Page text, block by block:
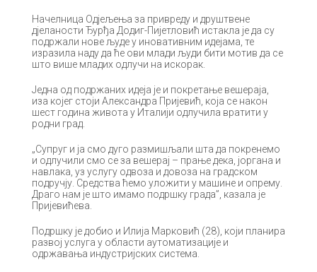
Начелница Одјељења за привреду и друштвене
дјеланости Ђурђа Додиг-Пијетловић истакла је да су
подржали нове људе у иновативним идејама, те
изразила наду да ће ови млади људи бити мотив да се
што више младих одлучи на искорак.
Једна од подржаних идеја је и покретање вешераја,
иза којег стоји Александра Пријевић, која се након
шест година живота у Италији одлучила вратити у
родни град.
„Супруг и ја смо дуго размишљали шта да покренемо
и одлучили смо се за вешерај – прање дека, јоргана и
навлака, уз услугу одвоза и довоза на градском
подручју. Средства ћемо уложити у машине и опрему.
Драго нам је што имамо подршку града”, казала је
Пријевићева.
Подршку је добио и Илија Марковић (28), који планира
развој услуга у области аутоматизације и
одржавања индустријских система.